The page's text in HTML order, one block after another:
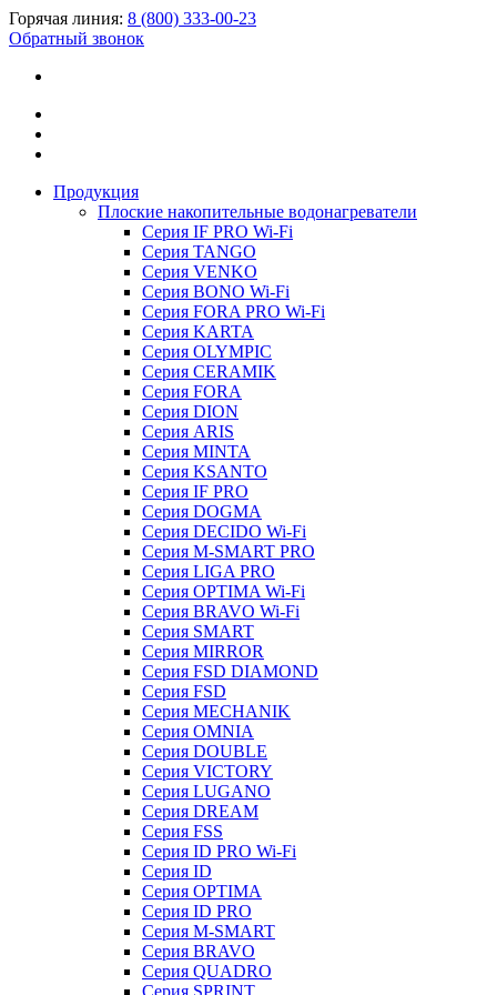
Горячая линия: 8 (800) 333-00-23
Обратный звонок
Продукция
Плоские накопительные водонагреватели
Серия IF PRO Wi-Fi
Серия TANGO
Серия VENKO
Серия BONO Wi-Fi
Серия FORA PRO Wi-Fi
Серия KARTA
Серия OLYMPIC
Серия CERAMIK
Серия FORA
Серия DION
Серия ARIS
Серия MINTA
Серия KSANTO
Серия IF PRO
Серия DOGMA
Серия DECIDO Wi-Fi
Серия M-SMART PRO
Серия LIGA PRO
Серия OPTIMA Wi-Fi
Серия BRAVO Wi-Fi
Серия SMART
Серия MIRROR
Серия FSD DIAMOND
Серия FSD
Серия MECHANIK
Серия OMNIA
Серия DOUBLE
Серия VICTORY
Серия LUGANO
Серия DREAM
Серия FSS
Серия ID PRO Wi-Fi
Серия ID
Серия OPTIMA
Серия ID PRO
Серия M-SMART
Серия BRAVO
Серия QUADRO
Серия SPRINT